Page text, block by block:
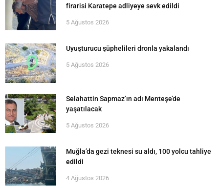
firarisi Karatepe adliyeye sevk edildi
5 Ağustos 2026
Uyuşturucu şüphelileri dronla yakalandı
5 Ağustos 2026
Selahattin Sapmaz’ın adı Menteşe’de
yaşatılacak
5 Ağustos 2026
Muğla’da gezi teknesi su aldı, 100 yolcu tahliye
edildi
4 Ağustos 2026